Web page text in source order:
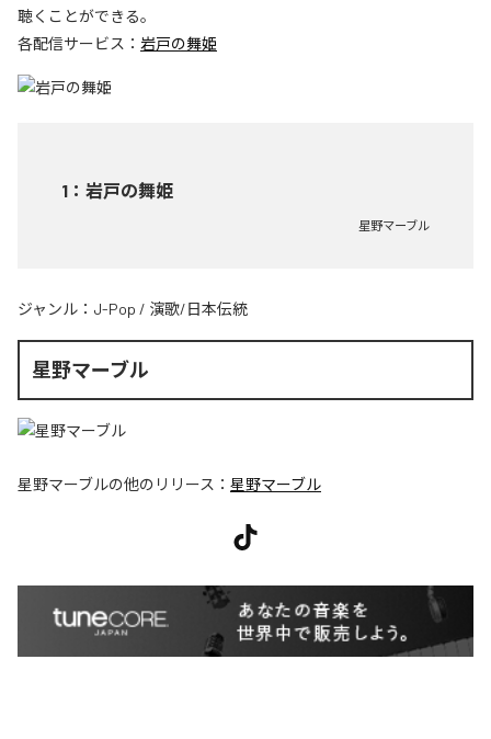
聴くことができる。
各配信サービス： 岩戸の舞姫
1 ： 岩戸の舞姫
星野マーブル
ジャンル： J-Pop / 演歌/日本伝統
星野マーブル
星野マーブルの他のリリース： 星野マーブル